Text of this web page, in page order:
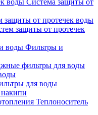
Система защиты от
защиты от протечек воды
защиты от протечек
Фильтры и
фильтры для воды
для воды
Теплоноситель